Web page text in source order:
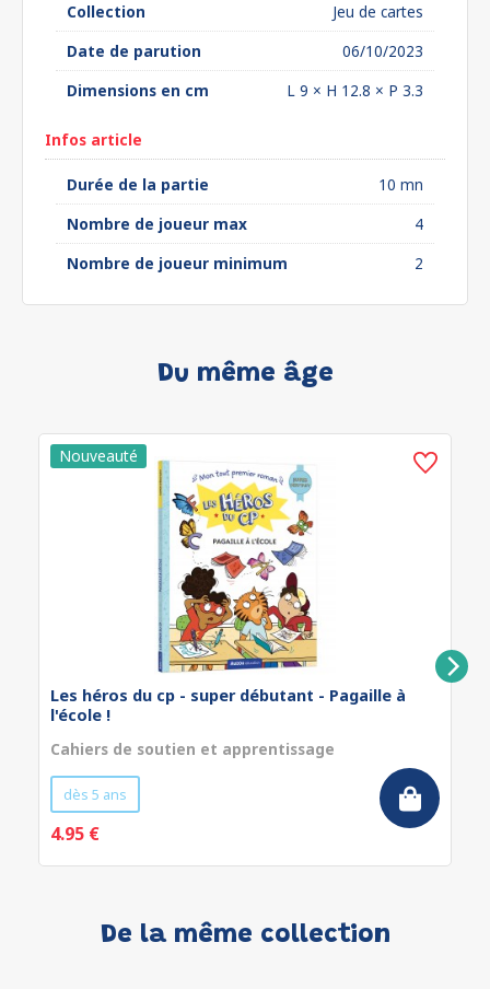
Collection
Jeu de cartes
Date de parution
06/10/2023
Dimensions en cm
L 9 × H 12.8 × P 3.3
Infos article
Durée de la partie
10 mn
Nombre de joueur max
4
Nombre de joueur minimum
2
Du même âge
Les héros du cp - super débutant - Pagaille à
l'école !
Cahiers de soutien et apprentissage
dès 5 ans
4.95 €
De la même collection